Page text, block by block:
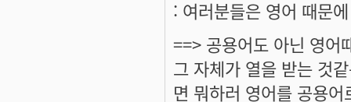
: 여러분들은 영어 때문
==> 공용어도 아닌 영어
그 자체가 열을 받는 것
면 뭐하러 영어를 공용